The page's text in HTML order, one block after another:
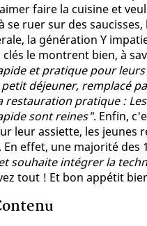
faire la cuisine et
se ruer sur des
la génération Y
clés le montrent bien, à
et pratique pour
déjeuner, remplacé
restauration pratique :
sont reines". Enfin,
leur assiette, les jeunes
effet, une majorité des
souhaite intégrer la
tout ! Et bon appétit